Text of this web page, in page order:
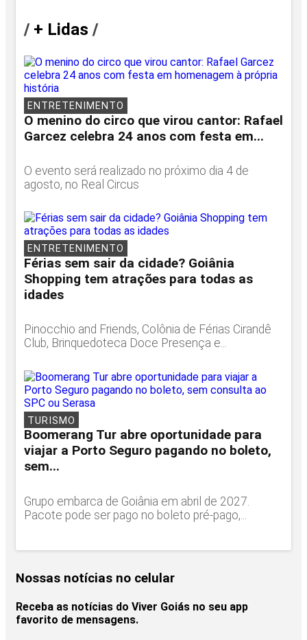
/+ Lidas /
ENTRETENIMENTO
O menino do circo que virou cantor: Rafael
Garcez celebra 24 anos com festa em...
O evento será realizado no próximo dia 4 de
agosto, no Real Circus
ENTRETENIMENTO
Férias sem sair da cidade? Goiânia
Shopping tem atrações para todas as
idades
Pinocchio and Friends, Colônia de Férias Cirandê
Club, Brinquedoteca Doce Presença e...
TURISMO
Boomerang Tur abre oportunidade para
viajar a Porto Seguro pagando no boleto,
sem...
Grupo embarca de Goiânia em abril de 2027.
Pacote pode ser pago no boleto pré-pago,...
Nossas notícias no celular
Receba as notícias do Viver Goiás no seu app
favorito de mensagens.